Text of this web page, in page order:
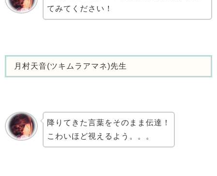
てみてください！
月村天音(ツキムラアマネ)先生
降りてきた言葉をそのまま伝達！
こわいほど視えるよう。。。